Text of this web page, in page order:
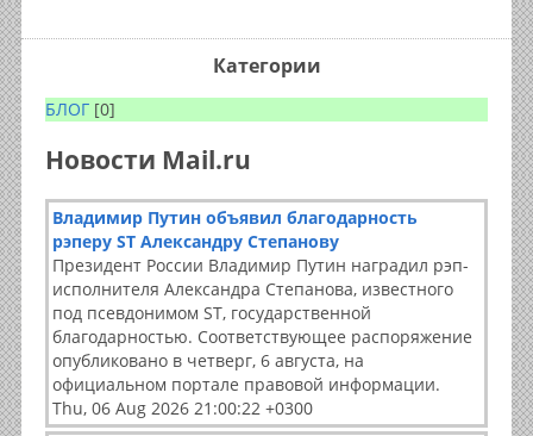
Категории
БЛОГ [0]
Новости Mail.ru
Владимир Путин объявил благодарность
рэперу ST Александру Степанову
Президент России Владимир Путин наградил рэп-
исполнителя Александра Степанова, известного
под псевдонимом ST, государственной
благодарностью. Соответствующее распоряжение
опубликовано в четверг, 6 августа, на
официальном портале правовой информации.
Thu, 06 Aug 2026 21:00:22 +0300